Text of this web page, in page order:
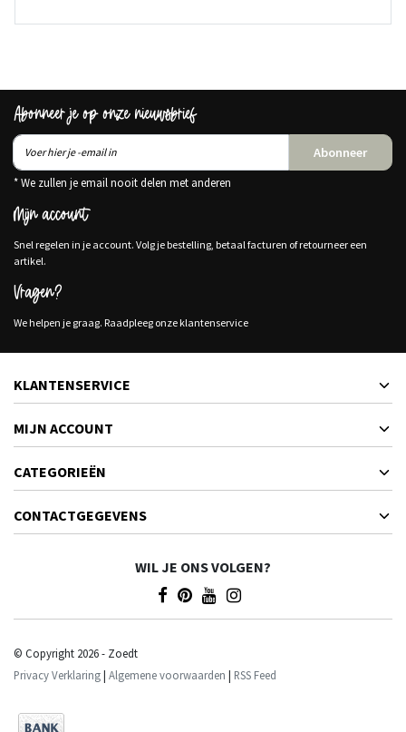
Abonneer je op onze nieuwsbrief
Abonneer
* We zullen je email nooit delen met anderen
Mijn account
Snel regelen in je account. Volg je bestelling, betaal facturen of retourneer een
artikel.
Vragen?
We helpen je graag. Raadpleeg onze klantenservice
KLANTENSERVICE
MIJN ACCOUNT
CATEGORIEËN
CONTACTGEGEVENS
WIL JE ONS VOLGEN?
© Copyright 2026 - Zoedt
Privacy Verklaring| Algemene voorwaarden | RSS Feed